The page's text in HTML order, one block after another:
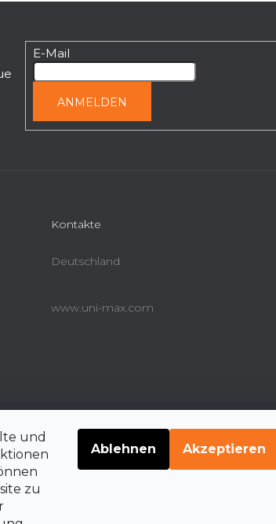
und
zu
Ablehnen Akzeptieren
E-Mail
ANMELDEN
Kontakte
Deutschland
www.uni-max.com